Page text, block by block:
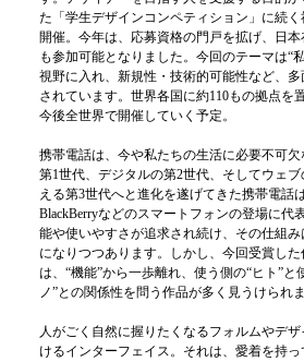
た「学生デザインコンペティション」に続
開催。今年は、応募資格の門戸を拡げ、日
も参加可能となりました。今回のテーマは“
視野に入れ、新規性・技術的可能性など、
されています。世界各国に約110もの拠点を
今後全世界で開催していく予定。
携帯電話は、今や私たちの生活に必要不可
第1世代、デジタルの第2世代、そしてウェ
える第3世代へと進化を遂げてきた携帯電話
BlackBerryなどのスマートフォンの登場に代
能や使いやすさが追求され続け、その仕組
になりつつあります。しかし、今回受賞し
は、“機能”から一歩離れ、使う側の“ヒト”と
ノ”との関係性を問う作品が多く見うけられ
人がごく自然に握りたくなるフォルムやデ
けるインターフェイス。それは、愛着を持